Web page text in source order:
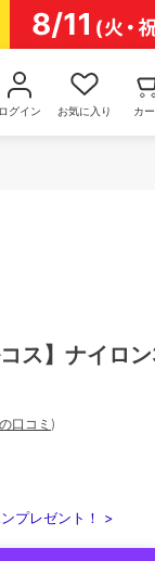
ログイン お気に入り カ
ス】ナイロ
口コミ )
プレゼント！ >